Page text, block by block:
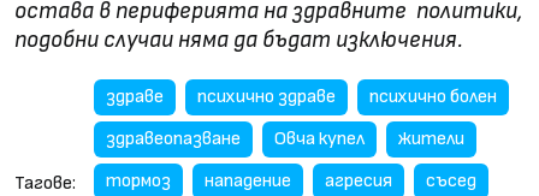
остава в периферията на здравните политики,
подобни случаи няма да бъдат изключения.
Тагове:
здраве психично здраве
психично болен
здравеопазване
Овча купел
жители
тормоз
нападение агресия
съсед